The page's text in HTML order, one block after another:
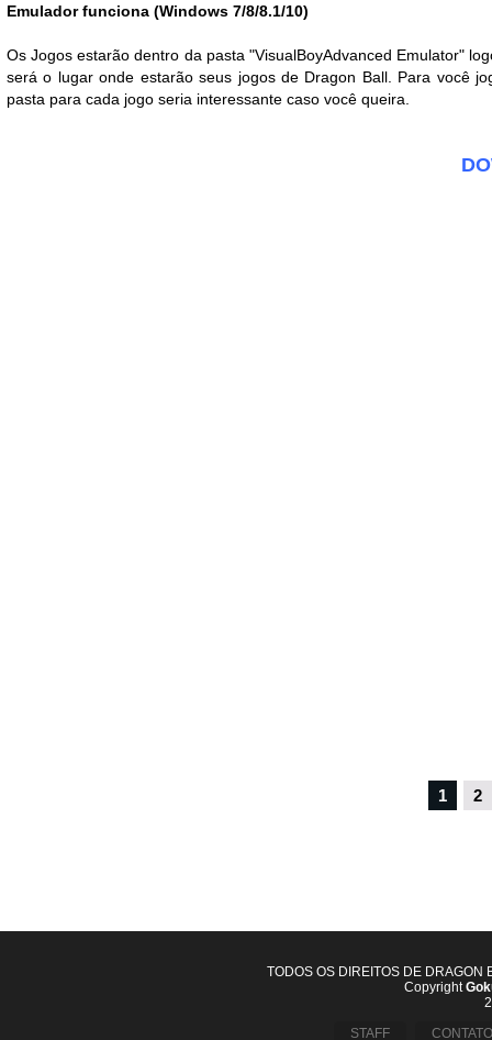
Emulador funciona (Windows 7/8/8.1/10)
Os Jogos estarão dentro da pasta "VisualBoyAdvanced Emulator"
será o lugar onde estarão seus jogos de Dragon Ball. Para você
pasta para cada jogo seria interessante caso você queira.
1 2
TODOS OS DIREITOS DE DRAGON
Copyright
STAFF
CONTATO